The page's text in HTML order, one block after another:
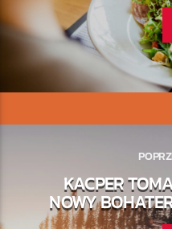
KACPER
NOWY